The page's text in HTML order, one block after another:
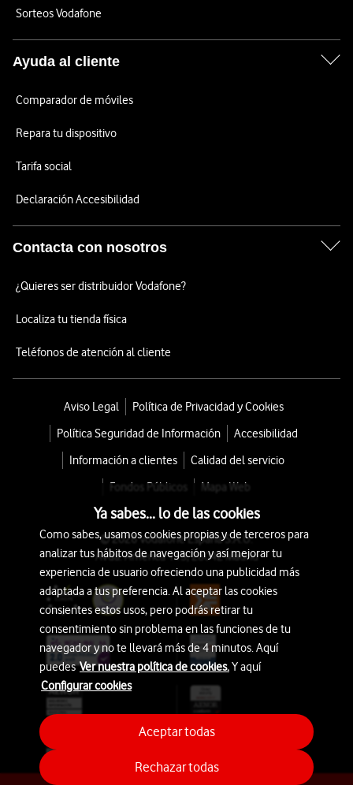
Sorteos Vodafone
Ayuda al cliente
Comparador de móviles
Repara tu dispositivo
Tarifa social
Declaración Accesibilidad
Contacta con nosotros
¿Quieres ser distribuidor Vodafone?
Localiza tu tienda física
Teléfonos de atención al cliente
Aviso Legal
Política de Privacidad y Cookies
Política Seguridad de Información
Accesibilidad
Información a clientes
Calidad del servicio
Fondos Públicos
Mapa Web
© 2026 Vodafone España S.A.U.
Avda. América 115, 28042 Madrid
Ya sabes... lo de las cookies
Como sabes, usamos cookies propias y de terceros para
analizar tus hábitos de navegación y así mejorar tu
experiencia de usuario ofreciendo una publicidad más
adaptada a tus preferencia. Al aceptar las cookies
consientes estos usos, pero podrás retirar tu
consentimiento sin problema en las funciones de tu
navegador y no te llevará más de 4 minutos. Aquí
puedesVer nuestra política de cookies.Y aquí
Configurar cookies
Rechazar todas
Aceptar todas